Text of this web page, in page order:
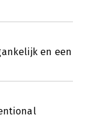
en een